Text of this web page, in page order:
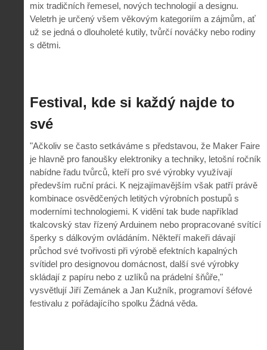
mix tradičních řemesel, nových technologií a designu.
Veletrh je určený všem věkovým kategoriím a zájmům, ať
už se jedná o dlouholeté kutily, tvůrčí nováčky nebo rodiny
s dětmi.
Festival, kde si každý najde to
své
"Ačkoliv se často setkáváme s představou, že Maker Faire
je hlavně pro fanoušky elektroniky a techniky, letošní ročník
nabídne řadu tvůrců, kteří pro své výrobky využívají
především ruční práci. K nejzajímavějším však patří právě
kombinace osvědčených letitých výrobních postupů s
moderními technologiemi. K vidění tak bude například
tkalcovský stav řízený Arduinem nebo propracované svítící
šperky s dálkovým ovládáním. Někteří makeři dávají
průchod své tvořivosti při výrobě efektních kapalných
svítidel pro designovou domácnost, další své výrobky
skládají z papíru nebo z uzlíků na prádelní šňůře,"
vysvětlují Jiří Zemánek a Jan Kužník, programoví šéfové
festivalu z pořádajícího spolku Žádná věda.